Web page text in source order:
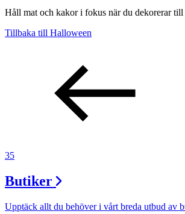
Butiker
Mat och
Evenemang
Kundklubb
Håll mat och kakor i fokus när du dekorerar
Tillbaka till Halloween
35
Butiker
Upptäck allt du behöver i vårt breda utbud av